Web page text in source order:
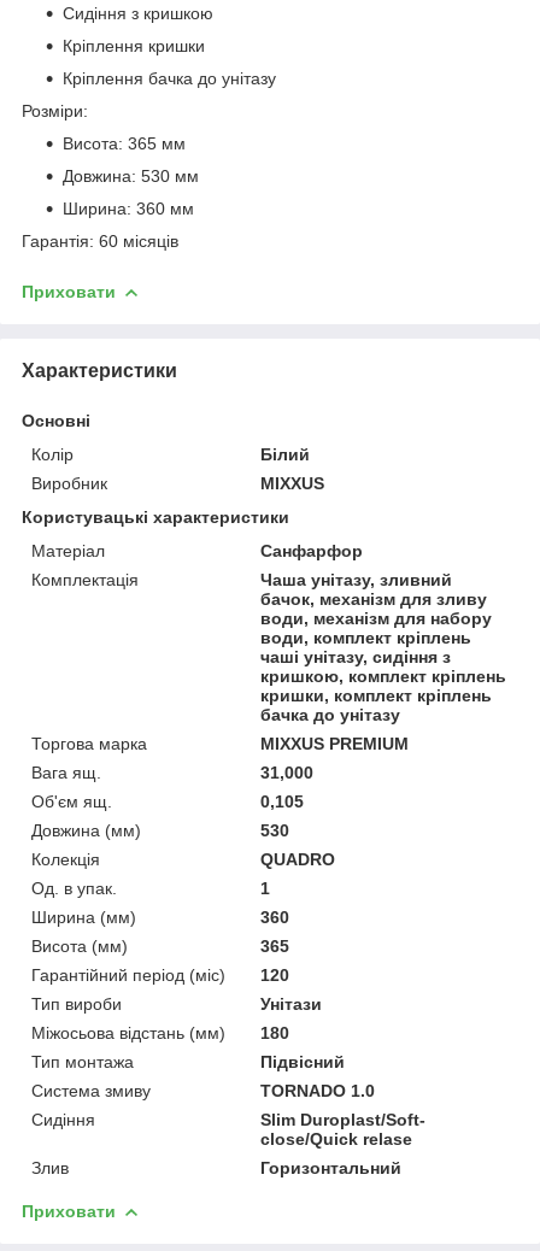
Сидіння з кришкою
Кріплення кришки
Кріплення бачка до унітазу
Розміри:
Висота: 365 мм
Довжина: 530 мм
Ширина: 360 мм
Гарантія: 60 місяців
Приховати
Характеристики
Основні
Колір
Білий
Виробник
MIXXUS
Користувацькі характеристики
Матеріал
Санфарфор
Комплектація
Чаша унітазу, зливний
бачок, механізм для зливу
води, механізм для набору
води, комплект кріплень
чаші унітазу, сидіння з
кришкою, комплект кріплень
кришки, комплект кріплень
бачка до унітазу
Торгова марка
MIXXUS PREMIUM
Вага ящ.
31,000
Об'єм ящ.
0,105
Довжина (мм)
530
Колекція
QUADRO
Од. в упак.
1
Ширина (мм)
360
Висота (мм)
365
Гарантійний період (міс)
120
Тип вироби
Унітази
Міжосьова відстань (мм)
180
Тип монтажа
Підвісний
Система змиву
TORNADO 1.0
Сидіння
Slim Duroplast/Soft-
close/Quick relase
Злив
Горизонтальний
Приховати